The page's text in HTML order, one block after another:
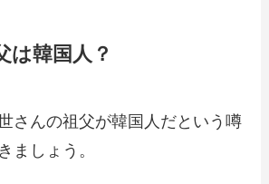
は韓国人？
さんの祖父が韓国人だという噂
ましょう。